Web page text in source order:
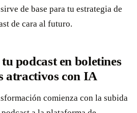
de base para tu estrategia de
de cara al futuro.
podcast en boletines
atractivos con IA
comienza con la subida